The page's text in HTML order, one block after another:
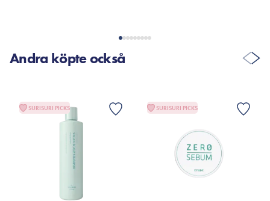
Andra köpte också
SURISURI PICKS SURISURI PICKS